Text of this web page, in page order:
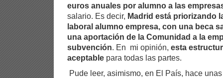
euros anuales por alumno a las
salario. Es decir, Madrid está priorizando
laboral alumno empresa, con una beca
una aportación de la Comunidad a la
subvención. En mi opinión, esta
aceptable para todas las partes.
Pude leer, asimismo, en El País, hace